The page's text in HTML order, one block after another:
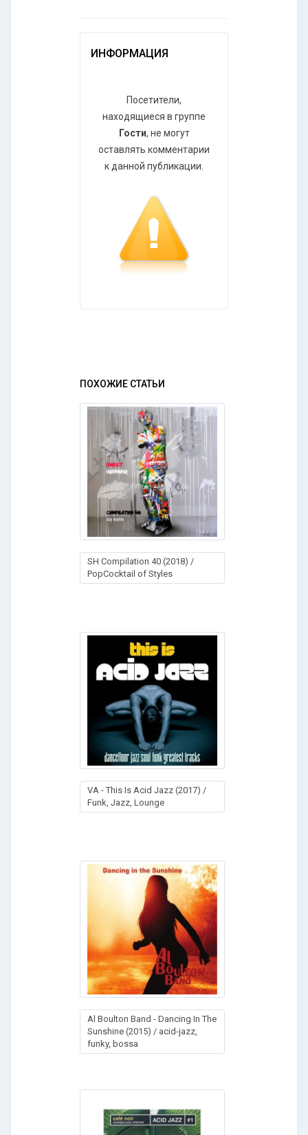
ИНФОРМАЦИЯ
Посетители,
находящиеся в группе
Гости, не могут
оставлять комментарии
к данной публикации.
ПОХОЖИЕ СТАТЬИ
SH Compilation 40 (2018) /
PopCocktail of Styles
VA - This Is Acid Jazz (2017) /
Funk, Jazz, Lounge
Al Boulton Band - Dancing In The
Sunshine (2015) / acid-jazz,
funky, bossa